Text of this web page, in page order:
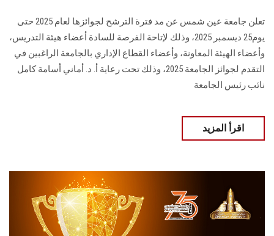
تعلن جامعة عين شمس عن مد فترة الترشح لجوائزها لعام 2025 حتى
يوم25 ديسمبر 2025، وذلك لإتاحة الفرصة للسادة أعضاء هيئة التدريس،
وأعضاء الهيئة المعاونة، وأعضاء القطاع الإداري بالجامعة الراغبين في
التقدم لجوائز الجامعة 2025، وذلك تحت رعاية أ. د. أماني أسامة كامل
نائب رئيس الجامعة
اقرأ المزيد